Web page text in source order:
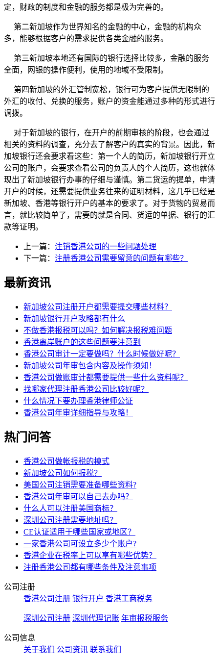
定，财政的制度和金融的服务都是极为完善的。
第二新加坡作为世界知名的金融的中心，金融的机构众
多，能够根据客户的需求提供各类金融的服务。
第三新加坡本地还有国际的银行选择比较多，金融的服务
全面，网银的操作便利，使用的地域不受限制。
第四新加坡的外汇管制宽松，银行可为客户提供无限制的
外汇的收付、兑换的服务，账户的资金能通过多种的形式进行
调拨。
对于新加坡的银行，在开户的前期审核的阶段，也会通过
相关的资料的调查，充分去了解客户的真实的背景。因此，新
加坡银行还会要求看这些：第一个人的简历，新加坡银行开立
公司的账户，会要求查看公司的负责人的个人简历，这也就体
现出了新加坡银行办事的仔细与谨慎。第二货运的提单，申请
开户的时候，还需要提供业务往来的证明材料，这几乎已经是
新加坡、香港等银行开户的基本的要求了。对于货物的贸易而
言，就比较简单了，需要的就是合同、货运的单据、银行的汇
款等证明。
上一篇： 注销香港公司的一些问题处理
下一篇： 注册香港公司需要留意的问题有哪些？
最新资讯
新加坡公司注册开户都需要提交哪些材料？
新加坡银行开户攻略都有什么
不做香港报税可以吗？如何解决报税难问题
香港离岸账户的这些问题要注意到
香港公司审计一定要做吗？什么时候做好呢？
新加坡公司年审包含内容及操作须知！
香港公司做账审计都需要提供一些什么资料呢？
找哪家代理注册香港公司比较好呢？
什么情况下要办理香港律师公证
香港公司年审详细指导与攻略！
热门问答
香港公司做帐报税的模式
新加坡公司如何报税？
美国公司注销需要准备哪些资料?
香港公司年审可以自己去办吗？
什么人可以注册美国商标？
深圳公司注册需要地址吗？
CE认证适用于哪些国家或地区？
一家香港公司可设立多少个账户?
香港企业在税率上可以享有哪些优势？
注册香港公司都有哪些条件及注意事项
公司注册
香港公司注册 银行开户 香港工商税务
深圳公司注册 深圳代理记账 年审报税服务
公司信息
关于我们
公司资讯 联系我们